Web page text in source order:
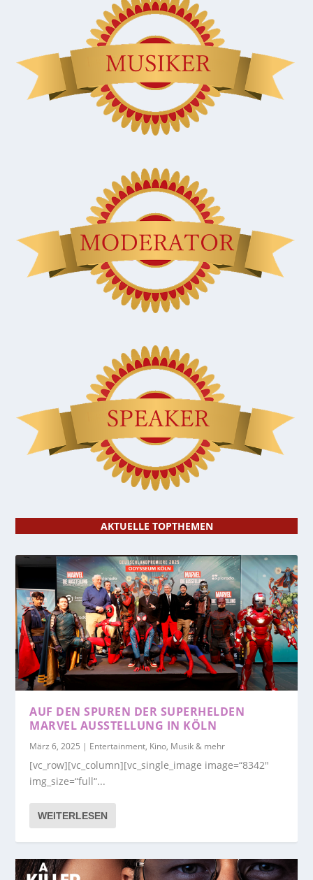
AKTUELLE TOPTHEMEN
AUF DEN SPUREN DER SUPERHELDEN
MARVEL AUSSTELLUNG IN KÖLN
März 6, 2025 | Entertainment, Kino, Musik & mehr
[vc_row][vc_column][vc_single_image image=“8342″
img_size=“full“...
WEITERLESEN